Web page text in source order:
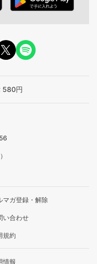
580円
マガ登録・解除
い合わせ
規約
情報